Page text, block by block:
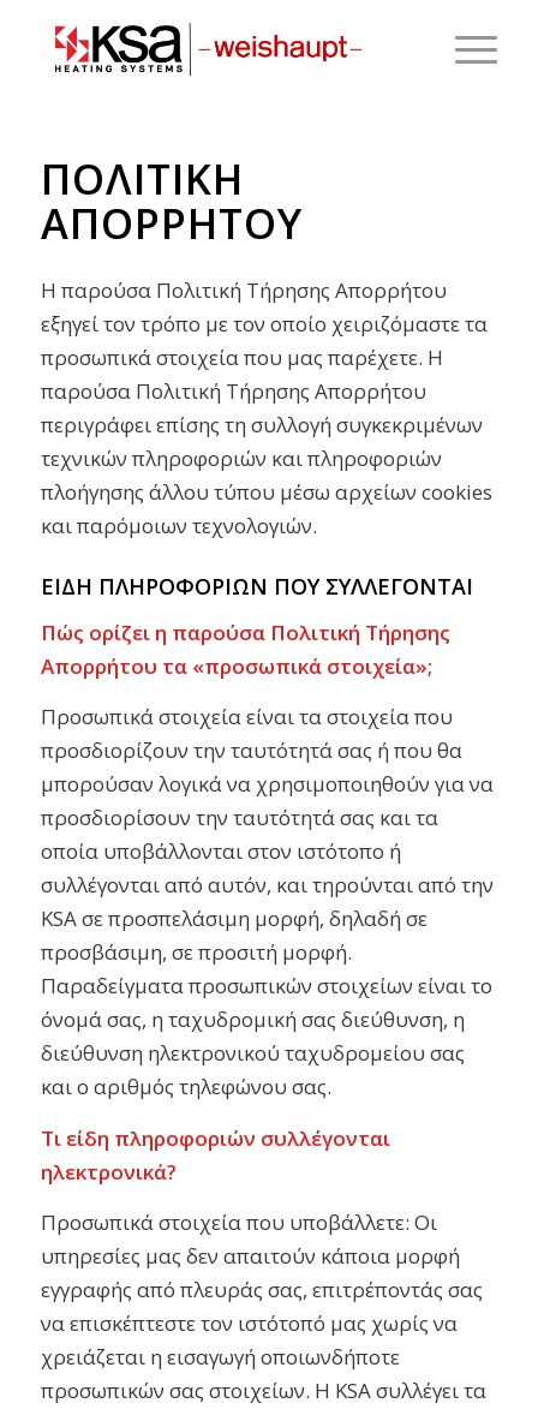
ΠΟΛΙΤΙΚΗ
ΑΠΟΡΡΗΤΟΥ
Η παρούσα Πολιτική Τήρησης Απορρήτου
εξηγεί τον τρόπο με τον οποίο χειριζόμαστε τα
προσωπικά στοιχεία που μας παρέχετε. Η
παρούσα Πολιτική Τήρησης Απορρήτου
περιγράφει επίσης τη συλλογή συγκεκριμένων
τεχνικών πληροφοριών και πληροφοριών
πλοήγησης άλλου τύπου μέσω αρχείων cookies
και παρόμοιων τεχνολογιών.
ΕΙΔΗ ΠΛΗΡΟΦΟΡΙΩΝ ΠΟΥ ΣΥΛΛΕΓΟΝΤΑΙ
Πώς ορίζει η παρούσα Πολιτική Τήρησης
Απορρήτου τα «προσωπικά στοιχεία»;
Προσωπικά στοιχεία είναι τα στοιχεία που
προσδιορίζουν την ταυτότητά σας ή που θα
μπορούσαν λογικά να χρησιμοποιηθούν για να
προσδιορίσουν την ταυτότητά σας και τα
οποία υποβάλλονται στον ιστότοπο ή
συλλέγονται από αυτόν, και τηρούνται από την
KSA σε προσπελάσιμη μορφή, δηλαδή σε
προσβάσιμη, σε προσιτή μορφή.
Παραδείγματα προσωπικών στοιχείων είναι το
όνομά σας, η ταχυδρομική σας διεύθυνση, η
διεύθυνση ηλεκτρονικού ταχυδρομείου σας
και ο αριθμός τηλεφώνου σας.
Τι είδη πληροφοριών συλλέγονται
ηλεκτρονικά?
Προσωπικά στοιχεία που υποβάλλετε: Οι
υπηρεσίες μας δεν απαιτούν κάποια μορφή
εγγραφής από πλευράς σας, επιτρέποντάς σας
να επισκέπτεστε τον ιστότοπό μας χωρίς να
χρειάζεται η εισαγωγή οποιωνδήποτε
προσωπικών σας στοιχείων. Η KSA συλλέγει τα